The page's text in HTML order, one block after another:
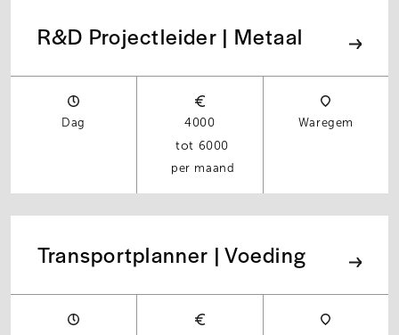
R&D Projectleider | Metaal
Dag
4000
6000
per maand
Waregem
Transportplanner | Voeding